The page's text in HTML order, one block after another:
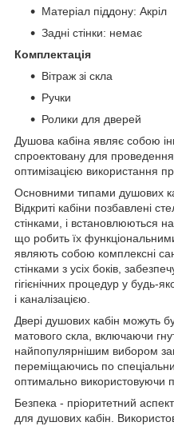
Матеріал піддону: Акріл
Задні стінки: немає
Комплектація
Вітраж зі скла
Ручки
Ролики для дверей
Душова кабіна являє собою
спроектовану для проведення
оптимізацією використання
Основними типами душових
Відкриті кабіни позбавлені
стінками, і встановлюються
що робить їх
являють собою комплексні
стінками з усіх боків,
гігієнічних процедур у будь-
і каналізацією.
Двері душових кабін можуть
матового скла, включаючи
найпопулярнішим вибором
переміщаючись по
оптимально використовуючи
Безпека - пріоритетний
для душових кабін.